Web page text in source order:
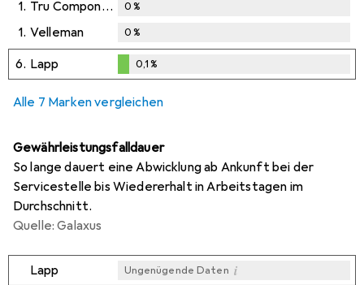
1. Tru Components 0%
1. Velleman 0%
6. Lapp
0,1%
0,1%
Alle 7 Marken vergleichen
Gewährleistungsfalldauer
So lange dauert eine Abwicklung ab Ankunft bei der
Servicestelle bis Wiedererhalt in Arbeitstagen im
Durchschnitt.
Quelle: Galaxus
Lapp Ungenügende Daten i